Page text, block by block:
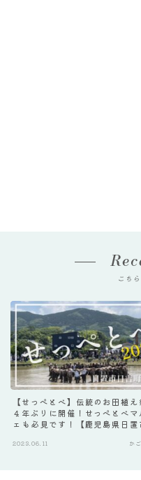
こち
【せっぺとべ】伝統のお田植え
４年ぶりに開催！せっぺとべマ
ェも必見です！【鹿児島県日置
2023.06.11 か